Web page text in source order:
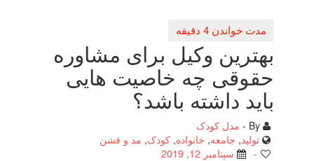
بهترین وكیل برای مشاوره
حقوقی چه خاصیت هایی
باید داشته باشد؟
مدل کودک
جامعه,خانواده, کودک,مد و فشن
سپتامبر 12, 2019